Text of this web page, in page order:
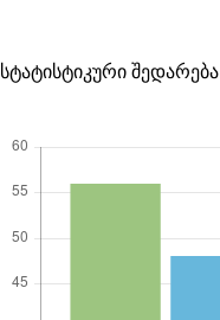
სტატისტიკური შედარება